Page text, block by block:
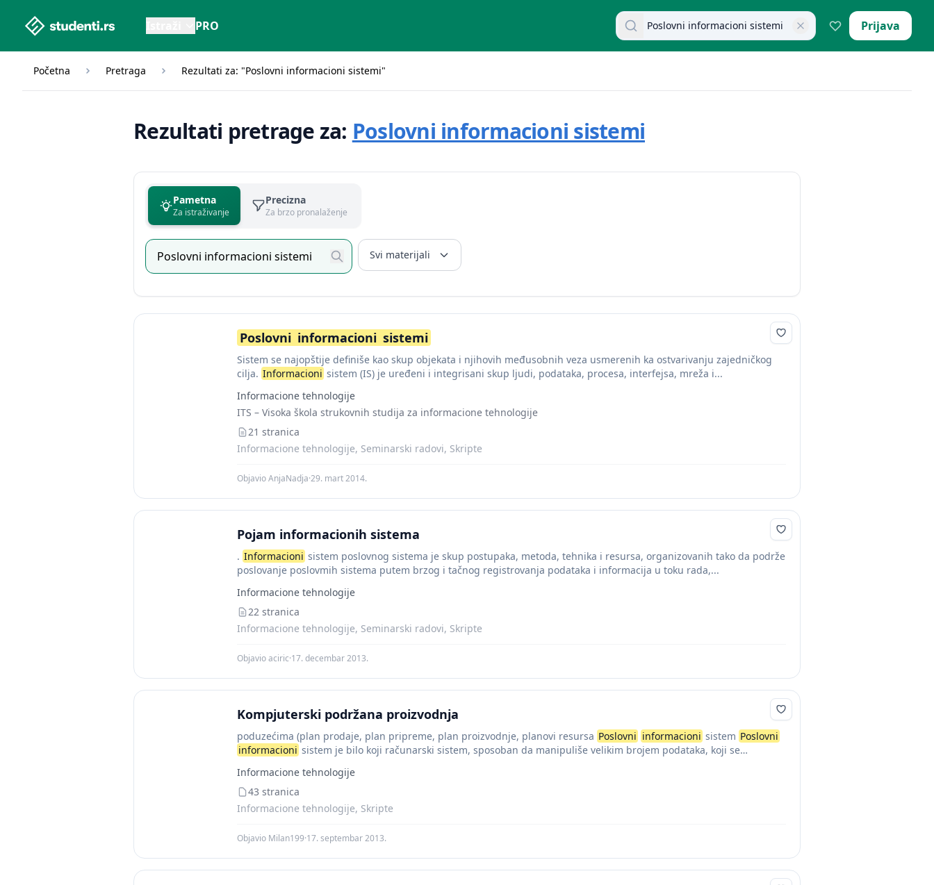
studenti.rs home page PRO Pretraži dokumente Prijava
Početna Pretraga Rezultati za: "Poslovni informacioni sistemi"
Rezultati pretrage za: Poslovni informacioni sistemi
Pametna
Za istraživanje
Precizna
Za brzo pronalaženje
Svi materijali
Poslovni informacioni sistemi
Sistem se najopštije definiše kao skup objekata i njihovih međusobnih veza usmerenih ka ostvarivanju zajedničkog
cilja. Informacioni sistem (IS) je uređeni i integrisani skup ljudi, podataka, procesa, interfejsa, mreža i...
Informacione tehnologije
ITS – Visoka škola strukovnih studija za informacione tehnologije
21 stranica
Informacione tehnologije, Seminarski radovi, Skripte
Objavio AnjaNadja·29. mart 2014.
Pojam informacionih sistema
. Informacioni sistem poslovnog sistema je skup postupaka, metoda, tehnika i resursa, organizovanih tako da podrže
poslovanje poslovmih sistema putem brzog i tačnog registrovanja podataka i informacija u toku rada,...
Informacione tehnologije
22 stranica
Informacione tehnologije, Seminarski radovi, Skripte
Objavio aciric·17. decembar 2013.
Kompjuterski podržana proizvodnja
poduzećima (plan prodaje, plan pripreme, plan proizvodnje, planovi resursa Poslovni informacioni sistem Poslovni
informacioni sistem je bilo koji računarski sistem, sposoban da manipuliše velikim brojem podataka, koji se
Informacione tehnologije
43 stranica
Informacione tehnologije, Skripte
Objavio Milan199·17. septembar 2013.